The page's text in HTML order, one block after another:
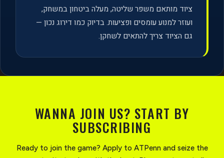
ציוד מותאם משפר שליטה, מעלה ביטחון במשחק,
ועוזר למנוע עומסים ופציעות. בדיוק כמו דירוג נכון —
גם הציוד צריך להתאים לשחקן.
WANNA JOIN US? START BY
SUBSCRIBING
Ready to join the game? Apply to ATPenn and seize the